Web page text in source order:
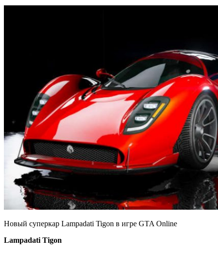
Новый суперкар Lampadati Tigon в игре GTA Online
Lampadati Tigon